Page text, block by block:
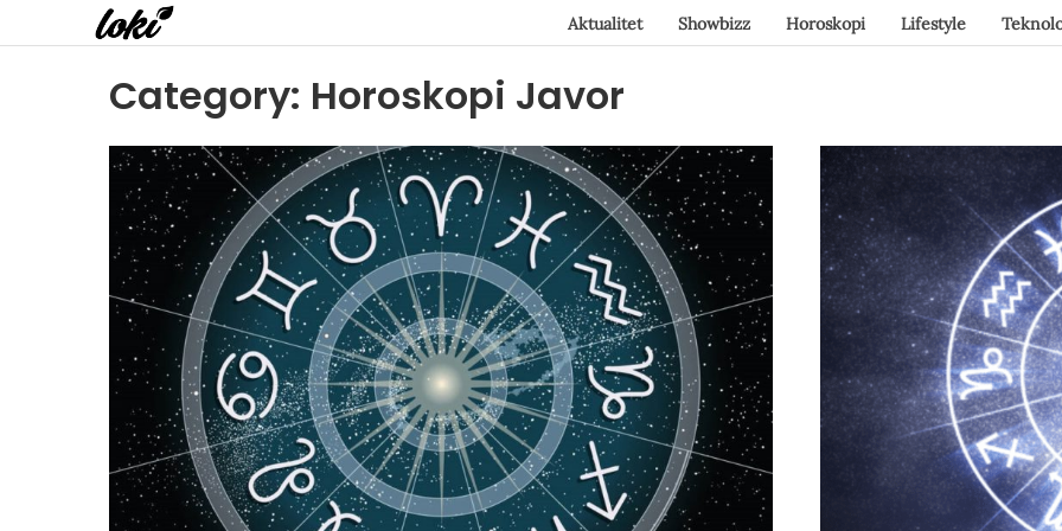
Aktualitet Showbizz Horoskopi Lifestyle
Category: Horoskopi Javor